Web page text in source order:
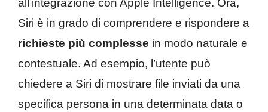
all’integrazione con Apple Intelligence. Ora,
Siri è in grado di comprendere e rispondere a
richieste più complesse in modo naturale e
contestuale. Ad esempio, l’utente può
chiedere a Siri di mostrare file inviati da una
specifica persona in una determinata data o